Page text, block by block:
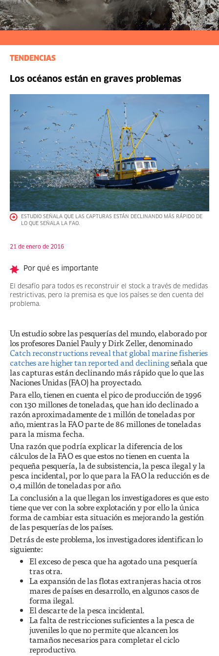
TENDENCIAS
Los océanos están en graves problemas
ESTUDIO SEÑALA QUE LAS CAPTURAS ESTÁN DECLINANDO MÁS RÁPIDO DE
LO QUE SEÑALA LA FAO.
21 de enero de 2016
Por qué es importante
El desafío para todos es reconstruir el stock a través de medidas
restrictivas, pero la premisa es que los países se den cuenta del
problema.
Un estudio sobre las pesquerías del mundo, elaborado por
los profesores Daniel Pauly y Dirk Zeller, denominado
Catch reconstructions reveal that global marine fisheries
catches are higher tan reported and decliningseñala que
las capturas están declinando más rápido que lo que las
Naciones Unidas (FAO) ha proyectado.
Para ello, tienen en cuenta el pico de producción de 1996
con 130 millones de toneladas, que han ido declinado a
razón aproximadamente de 1 millón de toneladas por
año, mientras la FAO parte de 86 millones de toneladas
para la misma fecha.
Una razón que podría explicar la diferencia de los
cálculos de la FAO es que estos no tienen en cuenta la
pequeña pesquería, la de subsistencia, la pesca ilegal y la
pesca incidental, por lo que para la FAO la reducción es de
0,4 millón de toneladas por año.
La conclusión a la que llegan los investigadores es que esto
tiene que ver con la sobre explotación y por ello la única
forma de cambiar esta situación es mejorando la gestión
de las pesquerías de los países.
Detrás de este problema, los investigadores identifican lo
siguiente:
El exceso de pesca que ha agotado una pesquería
tras otra.
La expansión de las flotas extranjeras hacia otros
mares de países en desarrollo, en algunos casos de
forma ilegal.
El descarte de la pesca incidental.
La falta de restricciones suficientes a la pesca de
juveniles lo que no permite que alcancen los
tamaños necesarios para completar el ciclo
reproductivo.